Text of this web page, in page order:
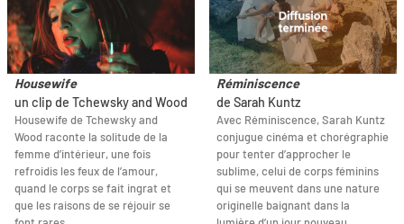
Housewife
un clip de Tchewsky and Wood
Housewife de Tchewsky and
Wood raconte la solitude de la
femme d’intérieur, une fois
refroidis les feux de l’amour,
quand le corps se fait ingrat et
que les raisons de se réjouir se
Réminiscence
de Sarah Kuntz
Avec Réminiscence, Sarah Kuntz
conjugue cinéma et chorégraphie
pour tenter d’approcher le
sublime, celui de corps féminins
qui se meuvent dans une nature
originelle baignant dans la